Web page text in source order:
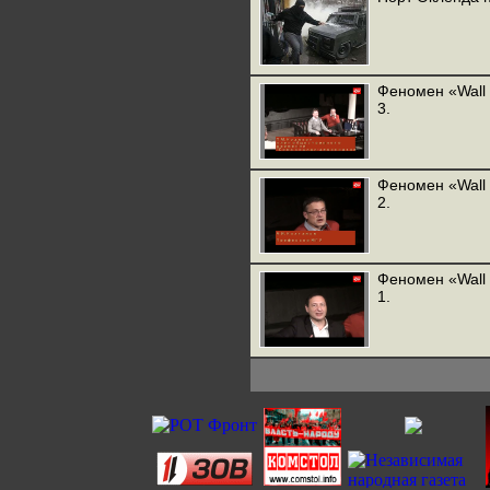
Феномен «Wall
3.
Феномен «Wall
2.
Феномен «Wall
1.